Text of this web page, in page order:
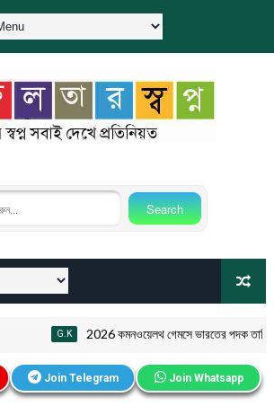
2026 কমনওয়েলথ গেমসে ভারতের পদক তালিকা
Join Telegram Join Whatsapp